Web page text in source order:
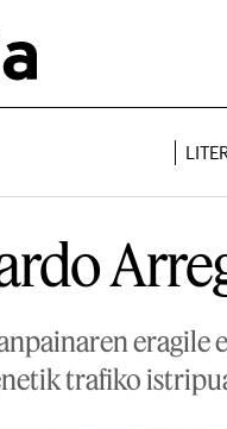
eragile
trafiko